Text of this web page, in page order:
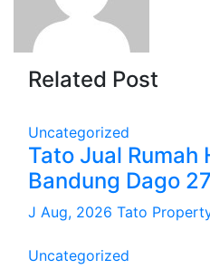
Related Post
Uncategorized
Tato Jual Rumah
Bandung Dago
J Aug, 2026 Tato
Uncategorized